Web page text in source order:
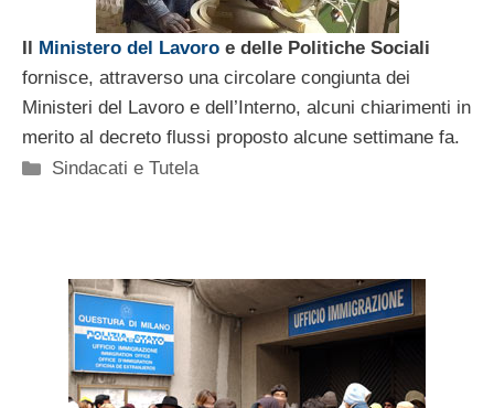
Ministero del Lavoro e delle Politiche Sociali
fornisce, attraverso una circolare congiunta dei
Ministeri del Lavoro e dell’Interno, alcuni chiarimenti in
merito al decreto flussi proposto alcune settimane fa.
Categorie
Sindacati e Tutela